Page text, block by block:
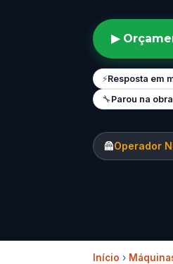
▶
⚡Resposta em
🔧Parou na
🦺Operador
Início ›